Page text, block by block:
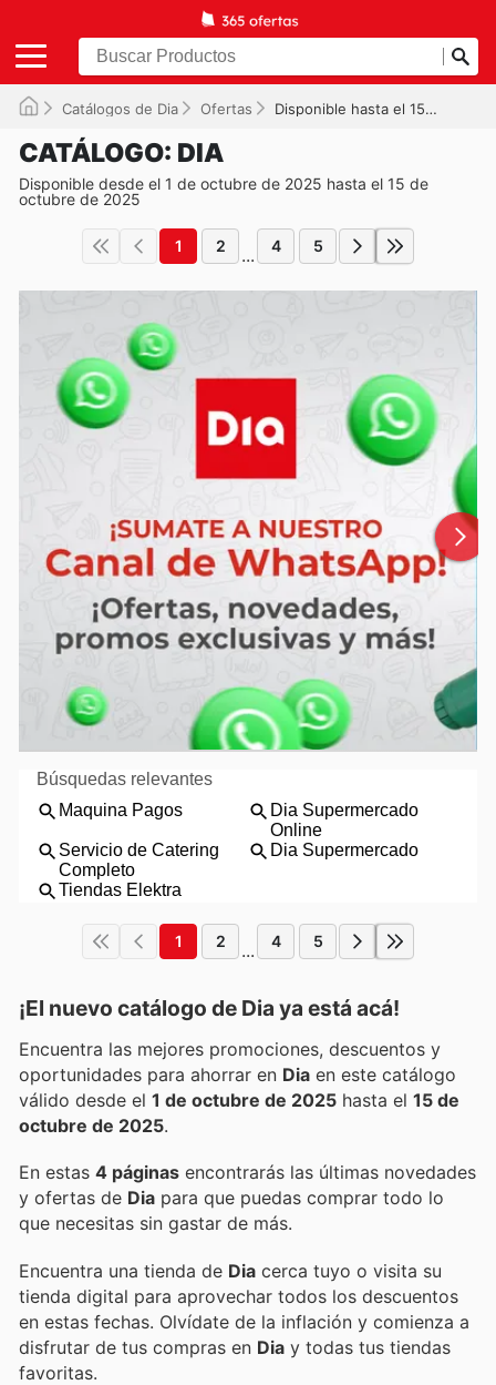
Catálogos de Dia Ofertas Disponible hasta el 15/10/2025
CATÁLOGO: DIA
Disponible desde el 1 de octubre de 2025 hasta el 15 de
octubre de 2025
1 2 ... 4 5
1 2 ... 4 5
¡El nuevo catálogo de Dia ya está acá!
Encuentra las mejores promociones, descuentos y
oportunidades para ahorrar en Dia en este catálogo
válido desde el 1 de octubre de 2025 hasta el 15 de
octubre de 2025.
En estas 4 páginas encontrarás las últimas novedades
y ofertas de Dia para que puedas comprar todo lo
que necesitas sin gastar de más.
Encuentra una tienda de Dia cerca tuyo o visita su
tienda digital para aprovechar todos los descuentos
en estas fechas. Olvídate de la inflación y comienza a
disfrutar de tus compras en Dia y todas tus tiendas
favoritas.